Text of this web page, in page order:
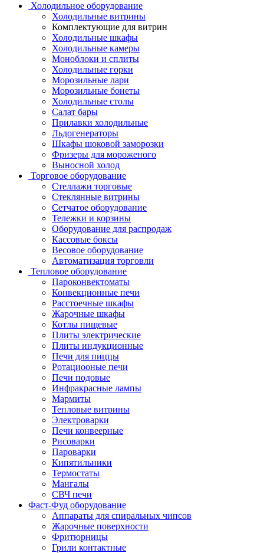
Холодильное оборудование
Холодильные витрины
Комплектующие для витрин
Холодильные шкафы
Холодильные камеры
Моноблоки и сплиты
Холодильные горки
Морозильные лари
Морозильные бонеты
Холодильные столы
Салат бары
Прилавки холодильные
Льдогенераторы
Шкафы шоковой заморозки
Фризеры для мороженого
Выносной холод
Торговое оборудование
Стеллажи торговые
Стеклянные витрины
Сетчатое оборудование
Тележки и корзины
Оборудование для распродаж
Кассовые боксы
Весовое оборудование
Автоматизация торговли
Тепловое оборудование
Пароконвектоматы
Конвекционные печи
Расстоечные шкафы
Жарочные шкафы
Котлы пищевые
Плиты электрические
Плиты индукционные
Печи для пиццы
Ротациооные печи
Печи подовые
Инфракрасные лампы
Мармиты
Тепловые витрины
Электроварки
Печи конвеерные
Рисоварки
Пароварки
Кипятильники
Термостаты
Мангалы
СВЧ печи
Фаст-Фуд оборудование
Аппараты для спиральных чипсов
Жарочные поверхности
Фритюрницы
Грили контактные